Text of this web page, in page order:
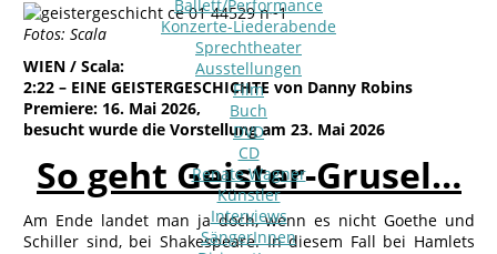
Ballett/Performance
Konzerte-Liederabende
Sprechtheater
Ausstellungen
Film
Buch
DVD
CD
Renate Wagner
Künstler
Interviews
SängerInnen
Fotos: Scala
WIEN / Scala:
2:22 – EINE GEISTERGESCHICHTE von Danny Robins
Premiere: 16. Mai 2026,
besucht wurde die Vorstellung am 23. Mai 2026
So geht Geister-Grusel…
Am Ende landet man ja doch, wenn es nicht Goethe und
Schiller sind, bei Shakespeare. In diesem Fall bei Hamlets